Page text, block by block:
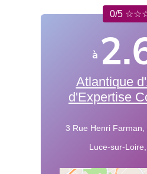
0/5
à
Atlantique
d'Expertise
3 Rue Henri Farman,
Luce-sur-